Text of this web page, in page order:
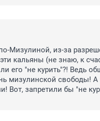
Мизулиной, из-за
кальяны (не знаю, к
его "не курить"?! Ведь
мизулинской свободы! А
Вот, запретили бы "не